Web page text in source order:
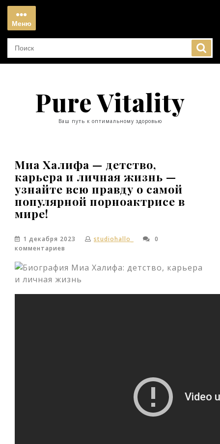
Перейти
содержимому
Меню
Меню
Pure Vitality
Ваш путь к оптимальному здоровью
Миа Халифа — детство,
карьера и личная жизнь —
узнайте всю правду о самой
популярной порноактрисе в
мире!
1 декабря 2023 studiohallo_
0
комментариев